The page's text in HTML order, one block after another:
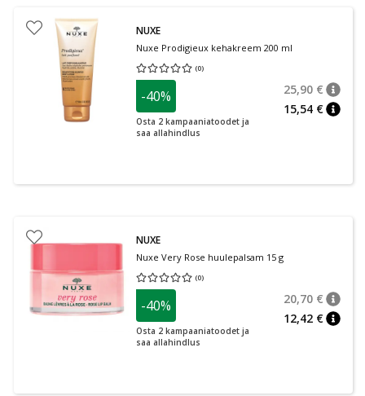
NUXE
Nuxe Prodigieux kehakreem 200 ml
(0)
Keskmine hinnang 0.00
-40%
Osta 2 kampaaniatoodet ja
saa allahindlus
25,90 €
15,54 €
NUXE
Nuxe Very Rose huulepalsam 15 g
(0)
Keskmine hinnang 0.00
-40%
Osta 2 kampaaniatoodet ja
saa allahindlus
20,70 €
12,42 €